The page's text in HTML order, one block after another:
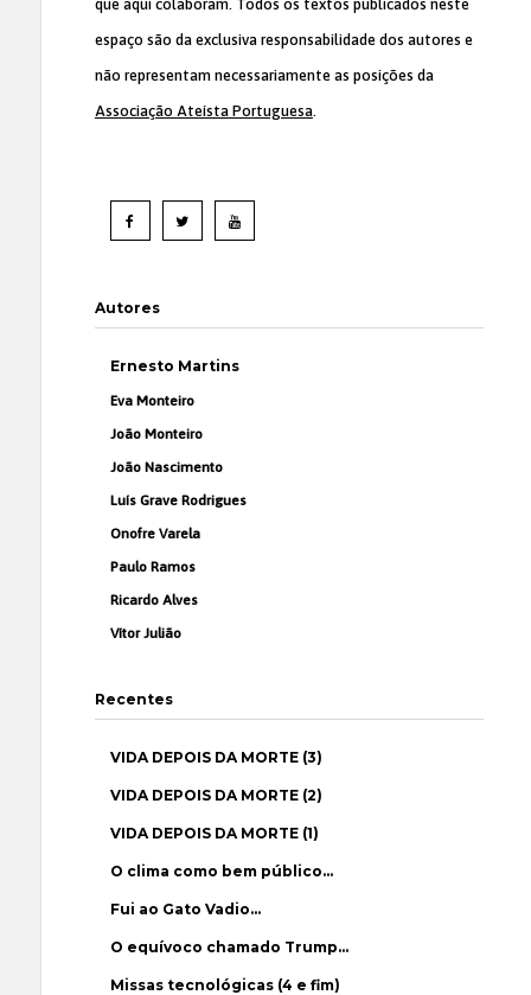
que aqui colaboram. Todos os textos publicados neste
espaço são da exclusiva responsabilidade dos autores e
não representam necessariamente as posições da
Associação Ateísta Portuguesa.
Autores
Ernesto Martins
Eva Monteiro
João Monteiro
João Nascimento
Luís Grave Rodrigues
Onofre Varela
Paulo Ramos
Ricardo Alves
Vítor Julião
Recentes
VIDA DEPOIS DA MORTE (3)
VIDA DEPOIS DA MORTE (2)
VIDA DEPOIS DA MORTE (1)
O clima como bem público…
Fui ao Gato Vadio…
O equívoco chamado Trump…
Missas tecnológicas (4 e fim)